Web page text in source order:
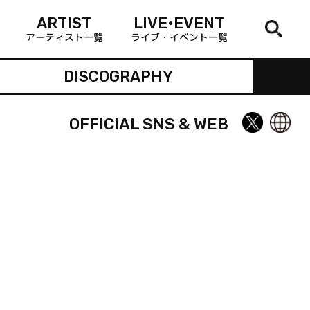
ARTIST
アーティスト一覧
LIVE•EVENT
ライブ・イベント一覧
DISCOGRAPHY
OFFICIAL SNS & WEB